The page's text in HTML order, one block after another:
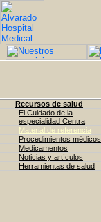
Recursos de salud
El Cuidado de la
especialidad Centra
Material de referencia
Procedimientos médicos
Medicamentos
Noticias y artículos
Herramientas de salud